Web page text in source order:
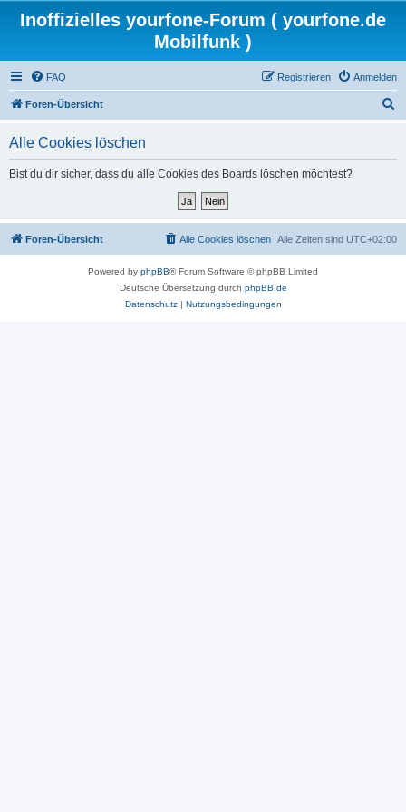
Inoffizielles yourfone-Forum ( yourfone.de
Mobilfunk )
FAQ Anmelden
Registrieren
Foren-Übersicht
Alle Cookies löschen
Bist du dir sicher, dass du alle Cookies des Boards löschen möchtest?
Foren-Übersicht Alle Zeiten sind UTC+02:00
Alle Cookies löschen
Powered by phpBB® Forum Software © phpBB Limited
Deutsche Übersetzung durch phpBB.de
Datenschutz| Nutzungsbedingungen